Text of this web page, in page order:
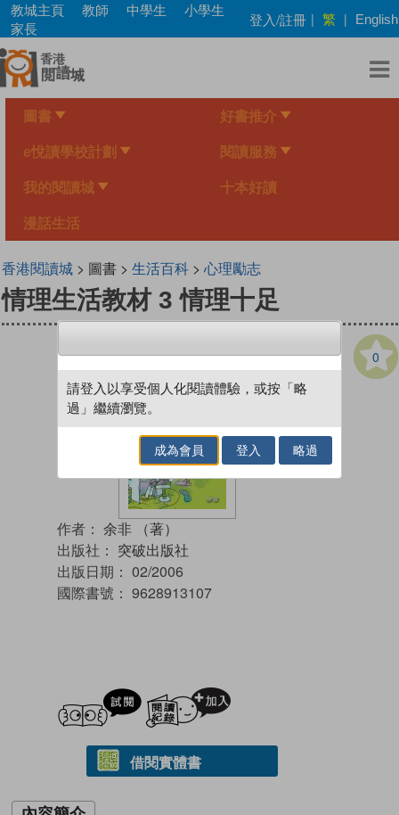
Skip
main
content
教城主頁 教師 中學生
小學生
家長
登入/註冊 | 繁 | English
圖書 好書推介
e悅讀學校計劃 閱讀服務
我的閱讀城 十本好讀
漫話生活
香港閱讀城> 圖書 > 生活百科> 心理勵志
情理生活教材 3 情理十足
0
作者： 余非 （著）
出版社： 突破出版社
出版日期： 02/2006
國際書號： 9628913107
試閲
借閱實體書
請登入以享受個人化閱讀體驗，或按「略
過」繼續瀏覽。
成為會員 登入 略過